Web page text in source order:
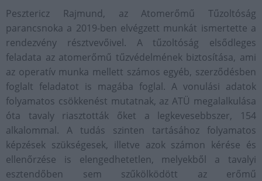
Pesztericz Rajmund, az Atomerőmű Tűzoltóság
parancsnoka a 2019-ben elvégzett munkát ismertette a
rendezvény résztvevőivel. A tűzoltóság elsődleges
feladata az atomerőmű tűzvédelmének biztosítása, ami
az operatív munka mellett számos egyéb, szerződésben
foglalt feladatot is magába foglal. A vonulási adatok
folyamatos csökkenést mutatnak, az ATÜ megalalkulása
óta tavaly riasztották őket a legkevesebbszer, 154
alkalommal. A tudás szinten tartásához folyamatos
képzések szükségesek, illetve azok számon kérése és
ellenőrzése is elengedhetetlen, melyekből a tavalyi
esztendőben sem szűkölködött az erőmű